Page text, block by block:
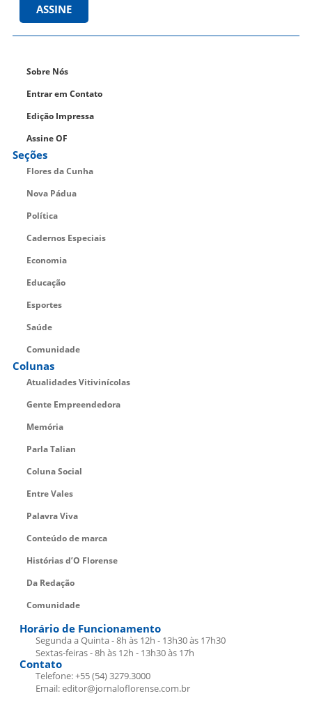
ASSINE
Sobre Nós
Entrar em Contato
Edição Impressa
Assine OF
Seções
Flores da Cunha
Nova Pádua
Política
Cadernos Especiais
Economia
Educação
Esportes
Saúde
Comunidade
Colunas
Atualidades Vitivinícolas
Gente Empreendedora
Memória
Parla Talian
Coluna Social
Entre Vales
Palavra Viva
Conteúdo de marca
Histórias d’O Florense
Da Redação
Comunidade
Horário de Funcionamento
Segunda a Quinta - 8h às 12h - 13h30 às 17h30
Sextas-feiras - 8h às 12h - 13h30 às 17h
Contato
Telefone: +55 (54) 3279.3000
Email: editor@jornaloflorense.com.br